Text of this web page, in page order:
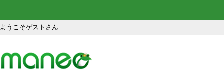
ようこそゲストさん